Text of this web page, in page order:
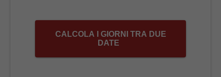
CALCOLA I GIORNI TRA DUE
DATE